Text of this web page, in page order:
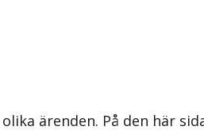
ärenden. På den här